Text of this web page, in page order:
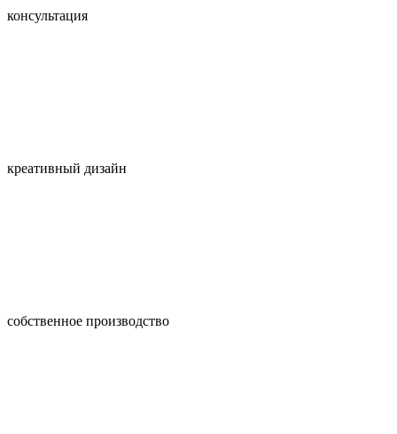
консультация
креативный дизайн
собственное производство